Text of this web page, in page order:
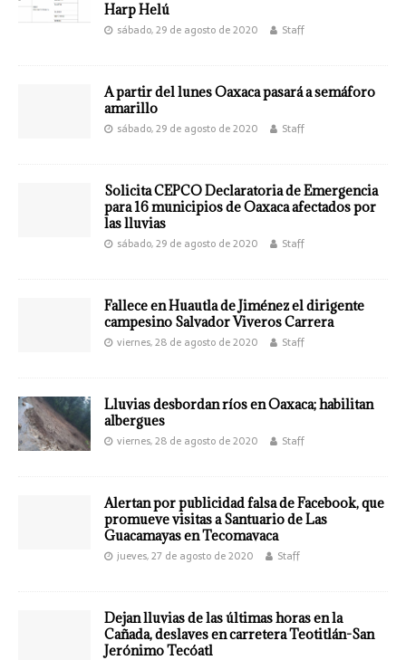
Harp Helú
sábado, 29 de agosto de 2020 Staff
A partir del lunes Oaxaca pasará a semáforo
amarillo
sábado, 29 de agosto de 2020 Staff
Solicita CEPCO Declaratoria de Emergencia
para 16 municipios de Oaxaca afectados por
las lluvias
sábado, 29 de agosto de 2020 Staff
Fallece en Huautla de Jiménez el dirigente
campesino Salvador Viveros Carrera
viernes, 28 de agosto de 2020 Staff
Lluvias desbordan ríos en Oaxaca; habilitan
albergues
viernes, 28 de agosto de 2020 Staff
Alertan por publicidad falsa de Facebook, que
promueve visitas a Santuario de Las
Guacamayas en Tecomavaca
jueves, 27 de agosto de 2020 Staff
Dejan lluvias de las últimas horas en la
Cañada, deslaves en carretera Teotitlán-San
Jerónimo Tecóatl